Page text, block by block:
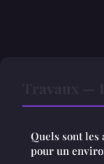
Quels sont les
pour un